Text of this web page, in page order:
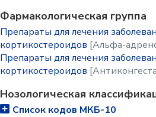
Фармакологическая группа
Препараты для лечения
кортикостероидов [Альфа-
Препараты для лечения
кортикостероидов
Нозологическая
Список кодов МКБ-10